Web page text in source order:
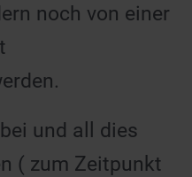
noch von einer
und all dies
( zum Zeitpunkt